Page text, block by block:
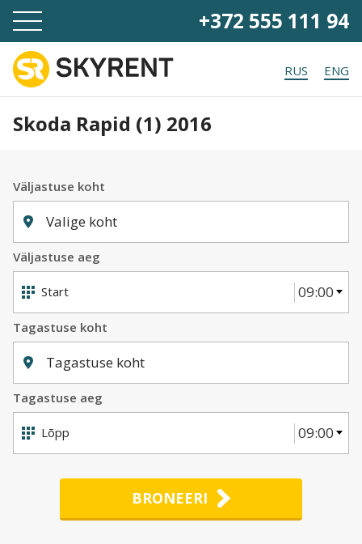
+372 555 111 94
RUS ENG
Skoda Rapid (1) 2016
Väljastuse koht
Valige koht
Väljastuse aeg
09:00
Tagastuse koht
Tagastuse koht
Tagastuse aeg
09:00
BRONEERI